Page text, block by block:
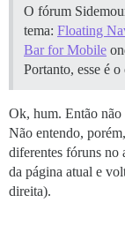
O fórum
tema: Floating
Bar for Mobile
Portanto, esse é
Ok, hum. Então não
Não entendo,
diferentes fóruns
da página atual e
direita).